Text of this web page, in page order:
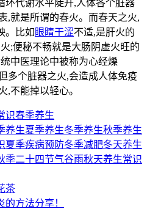
环代谢水平陡升,人体各个脏器
,就是所谓的春火。而春天之火,
。比如 眼睛干涩不适,是肝火的
;便秘不畅就是大肠阴虚火旺的
中医理论中被称为心经燥
个脏器之火,会造成人体免疫
,不能掉以轻心。
识春季养生
养生夏季养生冬季养生秋季养生
夏季疾病预防冬季减肥冬天养生
季二十四节气谷雨秋天养生常识
茶
方法分享！